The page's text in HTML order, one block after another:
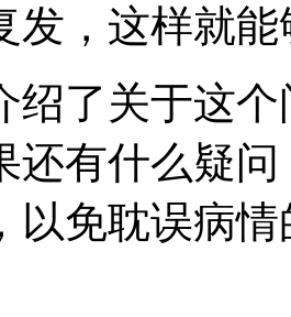
发，这样就
绍了关于这
还有什么疑
以免耽误病